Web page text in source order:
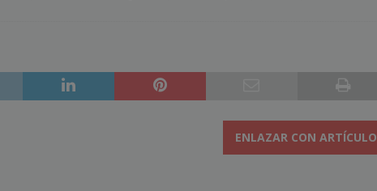
Institute Digital News Report 2026: La confianza en las noticias llega a su
ENLAZAR CON ARTÍCULO